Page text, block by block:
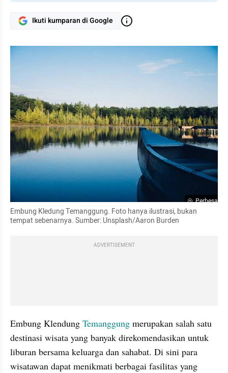
Ikuti kumparan di Google
Perbesar
Embung Kledung Temanggung. Foto hanya ilustrasi, bukan
tempat sebenarnya. Sumber: Unsplash/Aaron Burden
ADVERTISEMENT
Embung Klendung Temanggung merupakan salah satu
destinasi wisata yang banyak direkomendasikan untuk
liburan bersama keluarga dan sahabat. Di sini para
wisatawan dapat menikmati berbagai fasilitas yang